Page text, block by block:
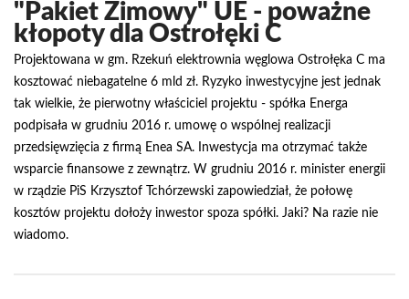
"Pakiet Zimowy" UE - poważne
kłopoty dla Ostrołęki C
Projektowana w gm. Rzekuń elektrownia węglowa Ostrołęka C ma
kosztować niebagatelne 6 mld zł. Ryzyko inwestycyjne jest jednak
tak wielkie, że pierwotny właściciel projektu - spółka Energa
podpisała w grudniu 2016 r. umowę o wspólnej realizacji
przedsięwzięcia z firmą Enea SA. Inwestycja ma otrzymać także
wsparcie finansowe z zewnątrz. W grudniu 2016 r. minister energii
w rządzie PiS Krzysztof Tchórzewski zapowiedział, że połowę
kosztów projektu dołoży inwestor spoza spółki. Jaki? Na razie nie
wiadomo.